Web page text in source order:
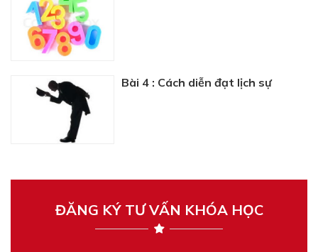
Bài 4 : Cách diễn đạt lịch sự
ĐĂNG KÝ TƯ VẤN KHÓA HỌC